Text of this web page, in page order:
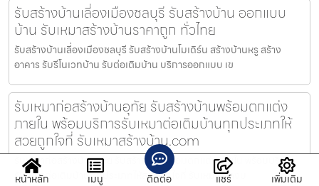
รับสร้างบ้านเลี่องเมืองชลบุรี รับสร้างบ้าน ออกแบบ
บ้าน รับเหมาสร้างบ้านราคาถูก ทั่วไทย
รับสร้างบ้านเลี่องเมืองชลบุรี รับสร้างบ้านโมเดิร์น สร้างบ้านหรู สร้าง
อาคาร รับรีโนเวทบ้าน รับต่อเติมบ้าน บริการออกแบบ เข
รับเหมาก่อสร้างบ้านอุทัย รับสร้างบ้านพร้อมตกแต่ง
ภายใน พร้อมบริการรับเหมาต่อเติมบ้านทุกประเภทให้
สวยถูกใจที่ รับเหมาสร้างบ้าน.com
รับเหมาก่อสร้างบ้านอุทัย รับสร้างบ้านพร้อมตกแต่งภายใน พร้อมบริการ
รับเหมาต่อเติมบ้านทุกประเภทให้สวยถูกใจที่ รับเหมาสร้างบ
หน้าหลัก เมนู ติดต่อ แชร์ เพิ่มเติม